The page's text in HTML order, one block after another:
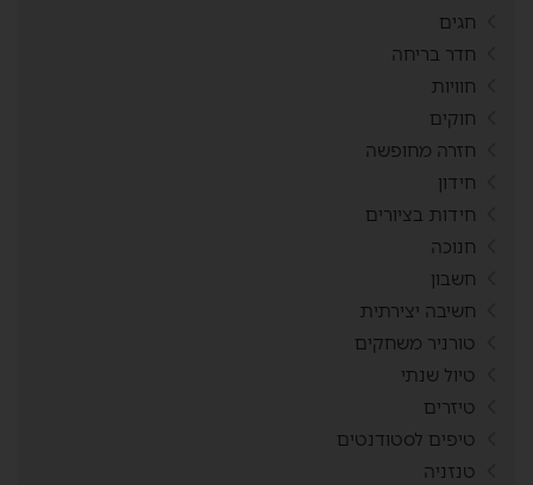
חגים
חדר בריחה
חוויות
חוקים
חזרה מחופשה
חידון
חידות בציורים
חנוכה
חשבון
חשיבה יצירתית
טורניר משחקים
טיול שנתי
טיזרים
טיפים לסטודנטים
טנזניה